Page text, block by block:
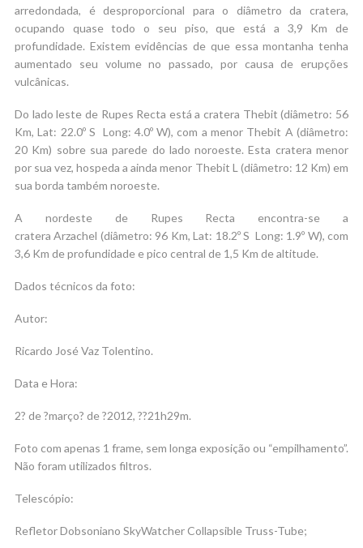
arredondada, é desproporcional para o diâmetro da cratera,
ocupando quase todo o seu piso, que está a 3,9 Km de
profundidade. Existem evidências de que essa montanha tenha
aumentado seu volume no passado, por causa de erupções
vulcânicas.
Do lado leste de Rupes Recta está a cratera Thebit (diâmetro: 56
Km, Lat: 22.0º S Long: 4.0º W), com a menor Thebit A (diâmetro:
20 Km) sobre sua parede do lado noroeste. Esta cratera menor
por sua vez, hospeda a ainda menor Thebit L (diâmetro: 12 Km) em
sua borda também noroeste.
A nordeste de Rupes Recta encontra-se a
cratera Arzachel (diâmetro: 96 Km, Lat: 18.2º S Long: 1.9º W), com
3,6 Km de profundidade e pico central de 1,5 Km de altitude.
Dados técnicos da foto:
Autor:
Ricardo José Vaz Tolentino.
Data e Hora:
2? de ?março? de ?2012, ??21h29m.
Foto com apenas 1 frame, sem longa exposição ou “empilhamento”.
Não foram utilizados filtros.
Telescópio:
Refletor Dobsoniano SkyWatcher Collapsible Truss-Tube;